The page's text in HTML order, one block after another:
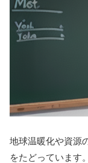
地球温暖化や資源
をたどっています